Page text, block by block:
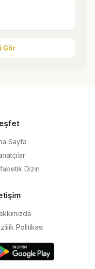
Gör
Sayfa
Dizin
Politikası